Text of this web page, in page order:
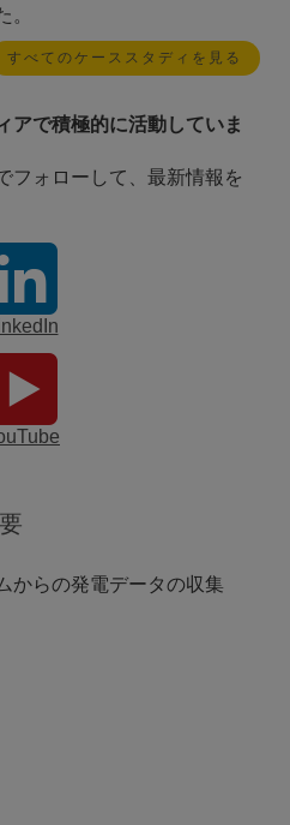
。
すべてのケーススタディを見る
アで積極的に活動していま
フォローして、最新情報を
からの発電データの収集